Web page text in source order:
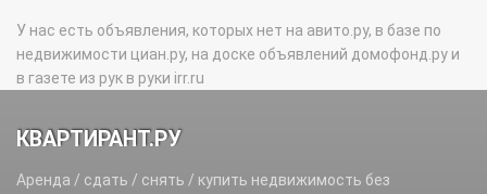
У нас есть объявления, которых нет на авито.ру, в базе по
недвижимости циан.ру, на доске объявлений домофонд.ру и
в газете из рук в руки irr.ru
КВАРТИРАНТ.РУ
Аренда / сдать / снять / купить недвижимость без